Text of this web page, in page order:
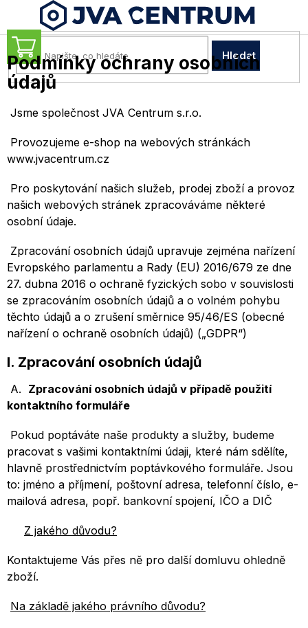
obsah
Hledat
NÁKUPNÍ
KOŠÍK
Podmínky ochrany osobních
údajů
Jsme společnost JVA Centrum s.r.o.
Provozujeme e-shop na webových stránkách
www.jvacentrum.cz
Pro poskytování našich služeb, prodej zboží a provoz
našich webových stránek zpracováváme některé
osobní údaje.
Zpracování osobních údajů upravuje zejména nařízení
Evropského parlamentu a Rady (EU) 2016/679 ze dne
27. dubna 2016 o ochraně fyzických sobo v souvislosti
se zpracováním osobních údajů a o volném pohybu
těchto údajů a o zrušení směrnice 95/46/ES (obecné
nařízení o ochraně osobních údajů) („GDPR“)
I. Zpracování osobních údajů
A. Zpracování osobních údajů v případě použití
kontaktního formuláře
Pokud poptáváte naše produkty a služby, budeme
pracovat s vašimi kontaktními údaji, které nám sdělíte,
hlavně prostřednictvím poptávkového formuláře. Jsou
to: jméno a příjmení, poštovní adresa, telefonní číslo, e-
mailová adresa, popř. bankovní spojení, IČO a DIČ
Z jakého důvodu?
Kontaktujeme Vás přes ně pro další domluvu ohledně
zboží.
Na základě jakého právního důvodu?